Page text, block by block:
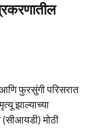
फुरसुंगी परिसरात
झाल्याच्या
(सीआयडी) मोठी